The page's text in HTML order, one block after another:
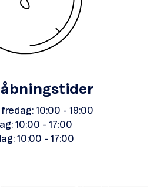
åbningstider
10:00 - 19:00
10:00 - 17:00
10:00 - 17:00